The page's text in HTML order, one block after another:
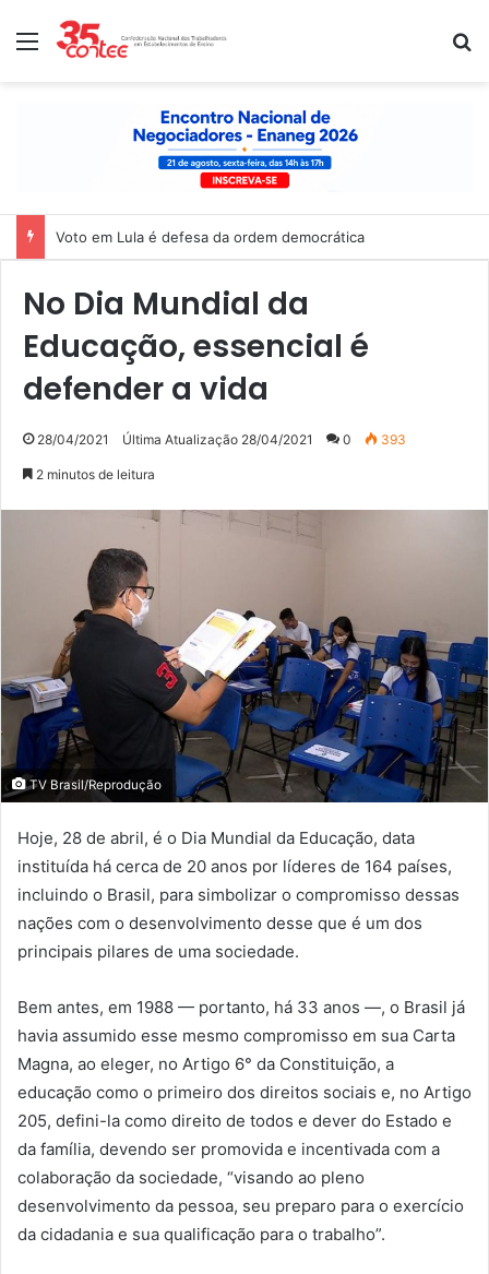
Menu
Voto em Lula é defesa da ordem democrática
No Dia Mundial da
Educação, essencial é
defender a vida
28/04/2021 Última Atualização 28/04/2021 0 393
2 minutos de leitura
TV Brasil/Reprodução
Hoje, 28 de abril, é o Dia Mundial da Educação, data
instituída há cerca de 20 anos por líderes de 164 países,
incluindo o Brasil, para simbolizar o compromisso dessas
nações com o desenvolvimento desse que é um dos
principais pilares de uma sociedade.
Bem antes, em 1988 — portanto, há 33 anos —, o Brasil já
havia assumido esse mesmo compromisso em sua Carta
Magna, ao eleger, no Artigo 6° da Constituição, a
educação como o primeiro dos direitos sociais e, no Artigo
205, defini-la como direito de todos e dever do Estado e
da família, devendo ser promovida e incentivada com a
colaboração da sociedade, “visando ao pleno
desenvolvimento da pessoa, seu preparo para o exercício
da cidadania e sua qualificação para o trabalho”.